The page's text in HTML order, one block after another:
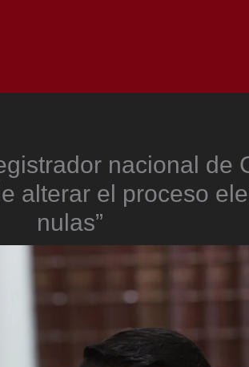
nacional de
alterar el proceso
nulas”